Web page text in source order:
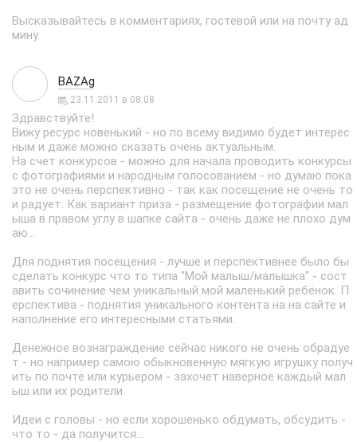
Высказывайтесь в комментариях, гостевой или на почту ад
мину.
BAZAg
23.11.2011 в 08:08
Здравствуйте!
Вижу ресурс новенький - но по всему видимо будет интерес
ным и даже можно сказать очень актуальным.
На счет конкурсов - можно для начала проводить конкурсы
с фотографиями и народным голосованием - но думаю пока
это не очень перспективно - так как посещение не очень то
и радует. Как вариант приза - размещение фотографии мал
ыша в правом углу в шапке сайта - очень даже не плохо дум
аю...
Для поднятия посещения - лучше и перспективнее было бы
сделать конкурс что то типа "Мой малыш/малышка" - сост
авить сочинение чем уникальный мой маленький ребёнок. П
ерспектива - поднятия уникального контента на на сайте и
наполнение его интересными статьями.
Денежное вознаграждение сейчас никого не очень обрадуе
т - но например самою обыкновенную мягкую игрушку получ
ить по почте или курьером - захочет наверное каждый мал
ыш или их родители.
Идеи с головы - но если хорошенько обдумать, обсудить -
что то - да получится...